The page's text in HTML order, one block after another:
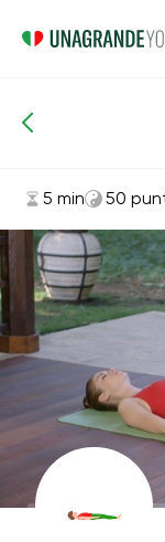
Asanas y
5 min 50